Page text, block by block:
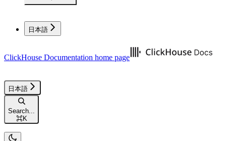
日本語
ClickHouse Documentation home page
日本語
Search...
⌘K